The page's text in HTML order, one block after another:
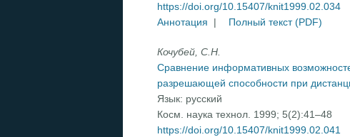
https://doi.org/10.15407/knit1999.02.034
Аннотация
| Полный текст (PDF)
Кочубей, С.Н.
Сравнение информативных
разрешающей способности при
Язык: русский
Косм. наука технол. 1999; 5(2):41–48
https://doi.org/10.15407/knit1999.02.041